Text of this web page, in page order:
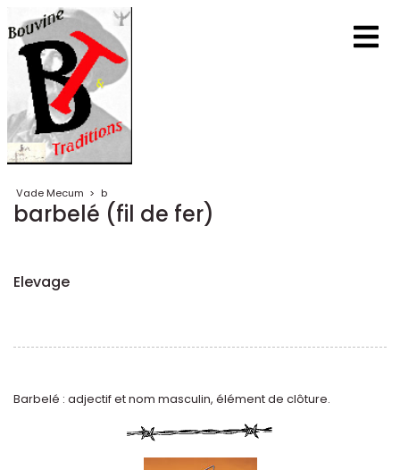
Vade Mecum > b
barbelé (fil de fer)
Elevage
Barbelé : adjectif et nom masculin, élément de clôture.